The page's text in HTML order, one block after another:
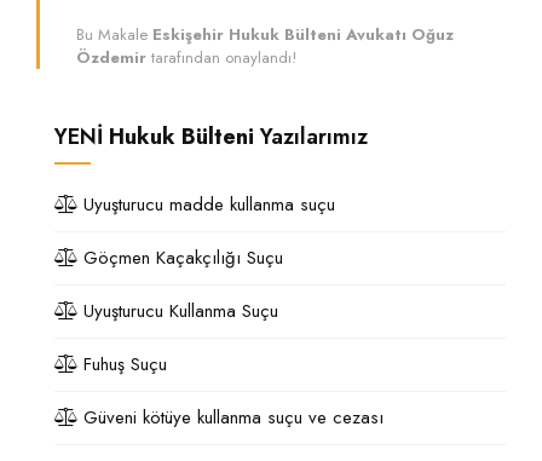
Bu Makale Eskişehir Hukuk Bülteni Avukatı Oğuz
Özdemir tarafından onaylandı!
YENİ Hukuk BülteniYazılarımız
Uyuşturucu madde kullanma suçu
Göçmen Kaçakçılığı Suçu
Uyuşturucu Kullanma Suçu
Fuhuş Suçu
Güveni kötüye kullanma suçu ve cezası